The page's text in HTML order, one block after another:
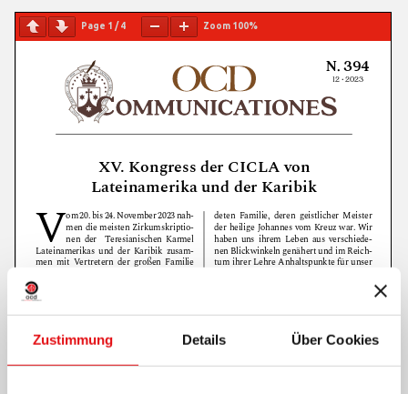
Zustimmung Details Über Cookies
Page 1 /4 Zoom 100%